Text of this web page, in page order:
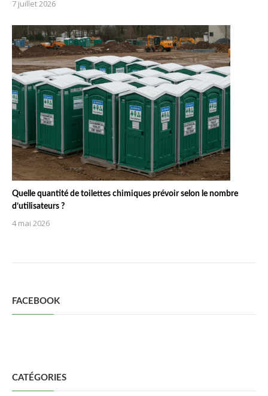
7 juillet 2026
Quelle quantité de toilettes chimiques prévoir selon le nombre
d’utilisateurs ?
4 mai 2026
FACEBOOK
CATÉGORIES